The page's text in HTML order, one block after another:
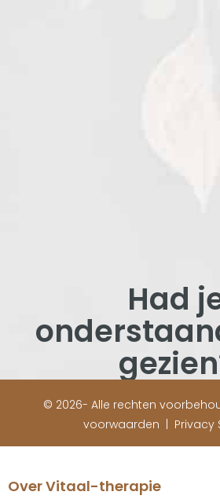
Had
© 2026- Alle rechten
voorwaarden
Privacy
Over Vitaal-therapie